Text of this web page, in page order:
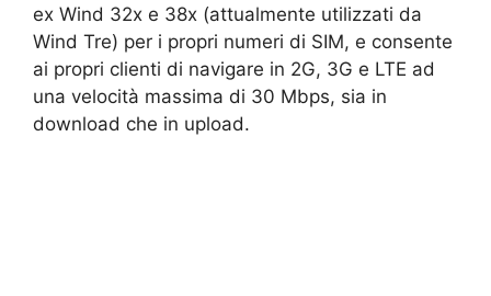
ex Wind 32x e 38x (attualmente utilizzati da
Wind Tre) per i propri numeri di SIM, e consente
ai propri clienti di navigare in 2G, 3G e LTE ad
una velocità massima di 30 Mbps, sia in
download che in upload.